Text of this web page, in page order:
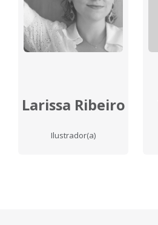
Larissa Ribeiro
Ilustrador(a)